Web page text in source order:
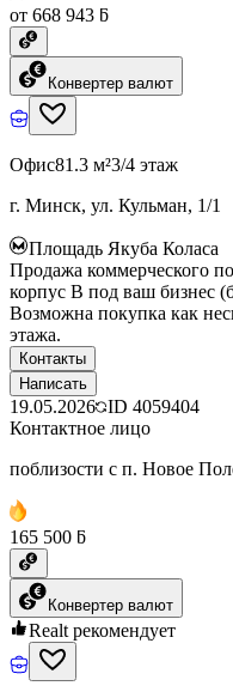
от 668 943 ƃ
Конвертер валют
Офис81.3 м²3/4 этаж
г. Минск, ул. Кульман, 1/1
Площадь Якуба Коласа
Продажа коммерческого
корпус B под ваш бизнес
Возможна покупка как
этажа.
Контакты
Написать
19.05.2026 ID 4059404
Контактное лицо
поблизости с п. Новое
165 500 ƃ
Конвертер валют
Realt рекомендует